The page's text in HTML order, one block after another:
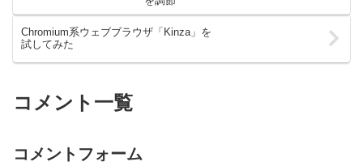
Chromium系ウェブブラウザ「Kinza」を
試してみた
コメント一覧
コメントフォーム